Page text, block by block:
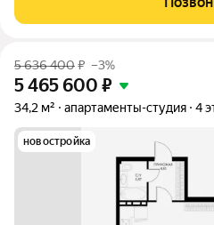
учитывают все потребности
5 636 400₽ –3%
5 465 600 ₽
34,2 м² апартаменты-студия 4
новостройка